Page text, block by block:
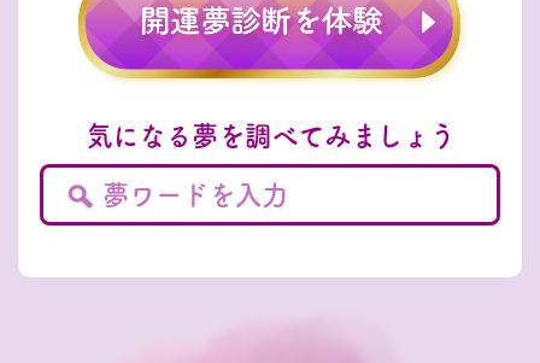
気になる夢を調べてみましょう